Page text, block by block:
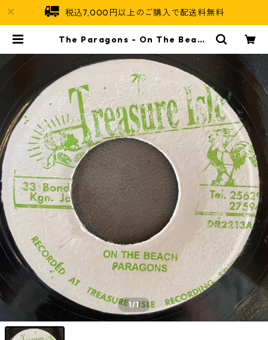
税込7,000円以上のご購入で配送料無料
The Paragons - On The Beach
1/1